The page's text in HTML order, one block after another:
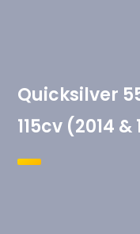
Quicksilver
115cv (2014 &